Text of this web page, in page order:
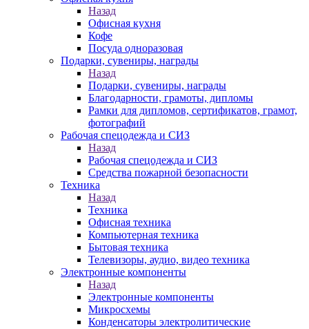
Назад
Офисная кухня
Кофе
Посуда одноразовая
Подарки, сувениры, награды
Назад
Подарки, сувениры, награды
Благодарности, грамоты, дипломы
Рамки для дипломов, сертификатов, грамот,
фотографий
Рабочая спецодежда и СИЗ
Назад
Рабочая спецодежда и СИЗ
Средства пожарной безопасности
Техника
Назад
Техника
Офисная техника
Компьютерная техника
Бытовая техника
Телевизоры, аудио, видео техника
Электронные компоненты
Назад
Электронные компоненты
Микросхемы
Конденсаторы электролитические